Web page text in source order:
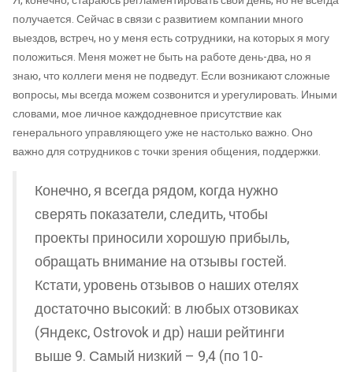
получается. Сейчас в связи с развитием компании много
выездов, встреч, но у меня есть сотрудники, на которых я могу
положиться. Меня может не быть на работе день-два, но я
знаю, что коллеги меня не подведут. Если возникают сложные
вопросы, мы всегда можем созвонится и урегулировать. Иными
словами, мое личное каждодневное присутствие как
генерального управляющего уже не настолько важно. Оно
важно для сотрудников с точки зрения общения, поддержки.
Конечно, я всегда рядом, когда нужно
сверять показатели, следить, чтобы
проекты приносили хорошую прибыль,
обращать внимание на отзывы гостей.
Кстати, уровень отзывов о наших отелях
достаточно высокий: в любых отзовиках
(Яндекс, Ostrovok и др) наши рейтинги
выше 9. Самый низкий – 9,4 (по 10-